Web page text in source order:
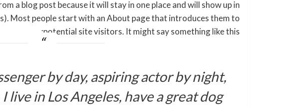
a blog post because it will stay in one place and will show up in
Most people start with an About page that introduces them to
potential site visitors. It might say something like this:
by day, aspiring actor by night,
live in Los Angeles, have a great dog